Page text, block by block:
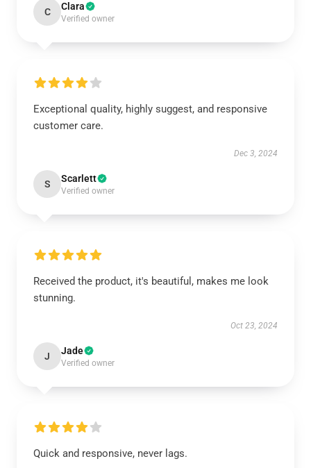
C Clara
Verified owner
Exceptional quality, highly suggest, and responsive
customer care.
Dec 3, 2024
S Scarlett
Verified owner
Received the product, it's beautiful, makes me look
stunning.
Oct 23, 2024
J Jade
Verified owner
Quick and responsive, never lags.